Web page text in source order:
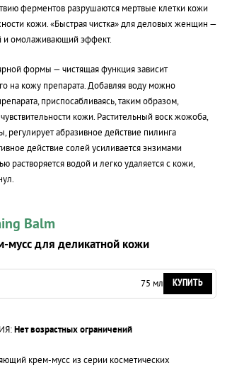
ферментов разрушаются мертвые клетки кожи
кожи. «Быстрая чистка» для деловых женщин —
омолаживающий эффект.
формы — чистящая функция зависит
на кожу препарата. Добавляя воду можно
приспосабливаясь, таким образом,
кожи. Растительный воск жожоба,
регулирует абразивное действие пилинга
действие солей усиливается энзимами
растворяется водой и легко удаляется с кожи,
Balm
мусс для деликатной кожи
75 мл КУПИТЬ
Нет возрастных ограничений
крем-мусс из серии косметических